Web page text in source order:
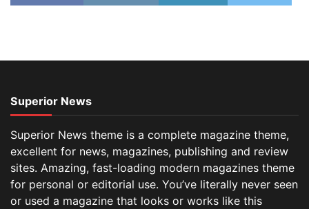
Superior News
Superior News theme is a complete magazine theme,
excellent for news, magazines, publishing and review
sites. Amazing, fast-loading modern magazines theme
for personal or editorial use. You’ve literally never seen
or used a magazine that looks or works like this